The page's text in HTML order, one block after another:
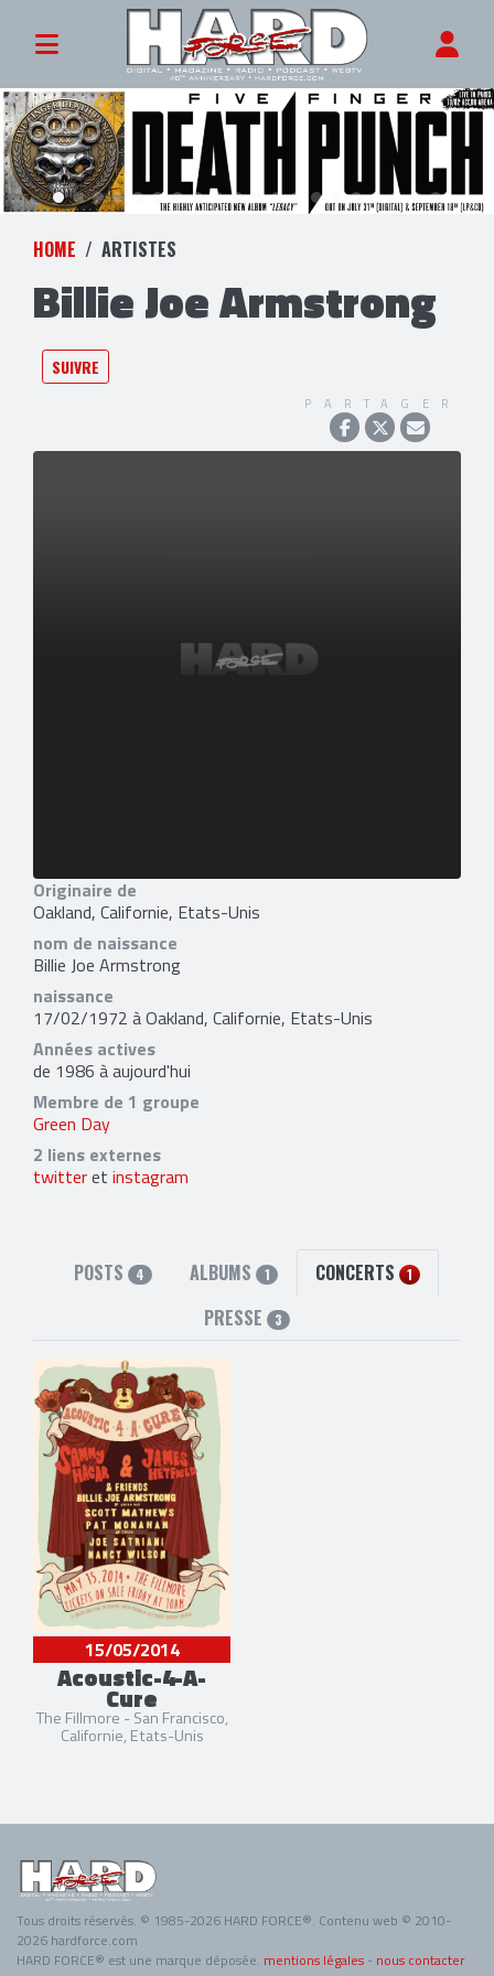
HOME ARTISTES
Billie Joe Armstrong
SUIVRE
PARTAGER
Originaire de
Oakland, Californie, Etats-Unis
nom de naissance
Billie Joe Armstrong
naissance
17/02/1972 à Oakland, Californie, Etats-Unis
Années actives
de 1986 à aujourd'hui
Membre de 1 groupe
Green Day
2 liens externes
twitteret instagram
POSTS 4 ALBUMS 1 CONCERTS 1
PRESSE 3
15/05/2014
Acoustic-4-A-
Cure
The Fillmore - San Francisco,
Californie, Etats-Unis
Tous droits réservés. © 1985-2026 HARD FORCE®. Contenu web © 2010-
2026 hardforce.com
HARD FORCE® est une marque déposée. mentions légales - nous contacter